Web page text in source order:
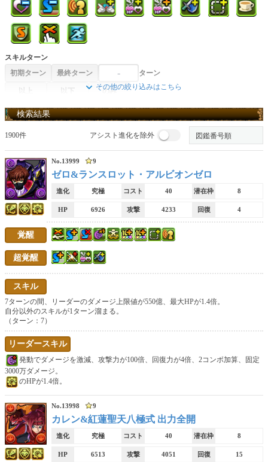
スキルターン
初期ターン
最終ターン ターン
以上 以下 のみ
スキル
ダメージ吸収無効
攻撃力エンハスキル 個別攻撃力エンハスキル 回復力エンハスキル
覚醒無効回復スキル 消せない回復スキル 操作時間延長スキル
コンボ加算スキル 76マススキル
リーダーチェンジスキル
単体割合ダメージスキル
ダメージ無効スキル ドロップ強化スキル
釘ドロップ
軽減スキル
コンボ吸収無効スキル シールド破壊スキル ドロップ破壊スキル
自傷スキル アシスト消滅スキル 覚醒付与スキル
軽減ループ 時間延長ループ ルーレットループ
その他の絞り込みはこちら
検索結果
1900件 アシスト進化を除外
No.13999 9
ゼロ&ランスロット・アルビオンゼロ
進化 究極 コスト 40 潜在枠 8
HP 6926 攻撃 4233 回復 4
覚醒
超覚醒
スキル
7ターンの間、リーダーのダメージ上限値が550億、最大HPが1.4倍。
自分以外のスキルが1ターン溜まる。
（ターン：7）
リーダースキル
発動でダメージを激減、攻撃力が100倍、回復力が4倍、2コンボ加算、固定
3000万ダメージ。
のHPが1.4倍。
No.13998 9
カレン&紅蓮聖天八極式 出力全開
進化 究極 コスト 40 潜在枠 8
HP 6513 攻撃 4051 回復 15